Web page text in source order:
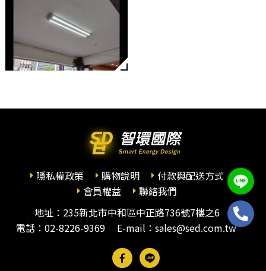
隱私權政策 購物說明
付款與配送方式
會員權益
聯絡我們
地址：235新北市中和區中正路736號7樓之6
電話： 02-8226-9369 E-mail：sales@sed.com.tw